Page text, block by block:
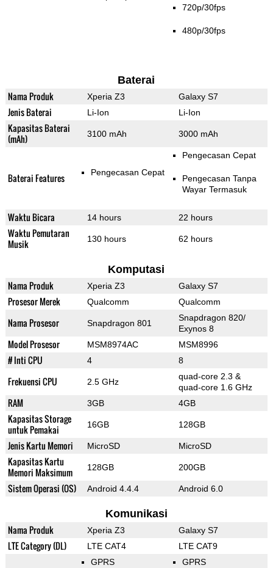
720p/30fps
480p/30fps
Baterai
Nama Produk Xperia Z3 Galaxy S7
Jenis Baterai Li-Ion Li-Ion
Kapasitas Baterai
(mAh)
3100 mAh 3000 mAh
Baterai Features Pengecasan Cepat
Pengecasan Cepat
Pengecasan Tanpa
Wayar Termasuk
Waktu Bicara 14 hours 22 hours
Waktu Pemutaran
Musik
130 hours 62 hours
Komputasi
Nama Produk Xperia Z3 Galaxy S7
Prosesor Merek Qualcomm Qualcomm
Nama Prosesor Snapdragon 801
Snapdragon 820/
Exynos 8
Model Prosesor MSM8974AC MSM8996
# Inti CPU 4 8
Frekuensi CPU 2.5 GHz
quad-core 2.3 &
quad-core 1.6 GHz
RAM 3GB 4GB
Kapasitas Storage
untuk Pemakai
16GB 128GB
Jenis Kartu Memori MicroSD MicroSD
Kapasitas Kartu
Memori Maksimum
128GB 200GB
Sistem Operasi (OS) Android 4.4.4 Android 6.0
Komunikasi
Nama Produk Xperia Z3 Galaxy S7
LTE Category (DL) LTE CAT4 LTE CAT9
GPRS GPRS